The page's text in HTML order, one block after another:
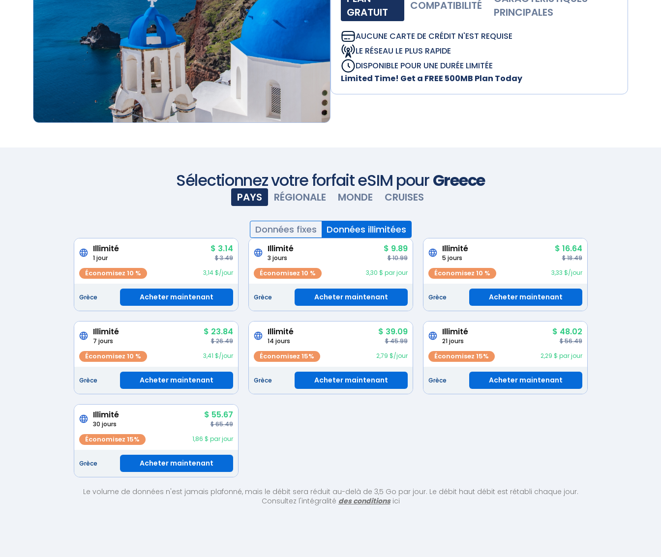
GRATUIT
COMPATIBILITÉ
PRINCIPALES
AUCUNE CARTE DE CRÉDIT N'EST REQUISE
LE RÉSEAU LE PLUS RAPIDE
DISPONIBLE POUR UNE DURÉE LIMITÉE
Limited Time! Get a FREE 500MB Plan Today
Sélectionnez votre forfait eSIM pourGreece
PAYS RÉGIONALE MONDE CRUISES
Données fixes Données illimitées
Illimité $ 3.14
1 jour $ 3.49
Économisez 10 % 3,14 $/jour
Grèce Acheter maintenant
Illimité $ 9.89
3 jours $ 10.99
Économisez 10 % 3,30 $ par jour
Grèce Acheter maintenant
Illimité $ 16.64
5 jours $ 18.49
Économisez 10 % 3,33 $/jour
Grèce Acheter maintenant
Illimité $ 23.84
7 jours $ 26.49
Économisez 10 % 3,41 $/jour
Grèce Acheter maintenant
Illimité $ 39.09
14 jours $ 45.99
Économisez 15% 2,79 $/jour
Grèce Acheter maintenant
Illimité $ 48.02
21 jours $ 56.49
Économisez 15% 2,29 $ par jour
Grèce Acheter maintenant
Illimité $ 55.67
30 jours $ 65.49
Économisez 15% 1,86 $ par jour
Grèce Acheter maintenant
Le volume de données n'est jamais plafonné, mais le débit sera réduit au-delà de 3,5 Go par jour. Le débit haut débit est rétabli chaque jour.
Consultez l'intégralité des conditionsici